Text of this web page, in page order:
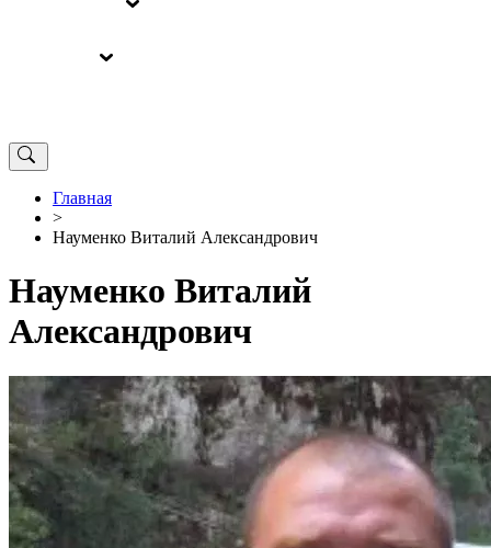
Главная
>
Науменко Виталий Александрович
Науменко Виталий
Александрович